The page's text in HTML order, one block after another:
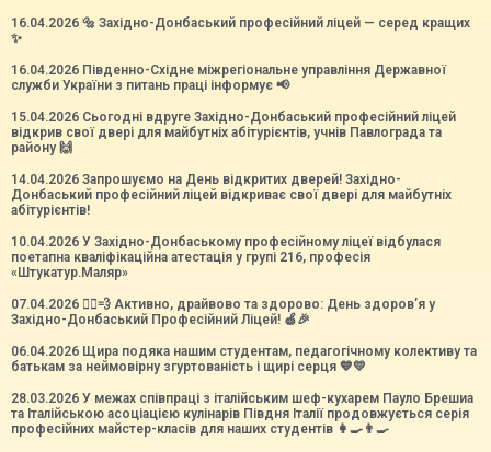
16.04.2026 🔩 Західно-Донбаський професійний ліцей — серед кращих
✨
16.04.2026 Південно-Східне міжрегіональне управління Державної
служби України з питань праці інформує 📢
15.04.2026 Сьогодні вдруге Західно-Донбаський професійний ліцей
відкрив свої двері для майбутніх абітурієнтів, учнів Павлограда та
району 🙌
14.04.2026 Запрошуємо на День відкритих дверей! Західно-
Донбаський професійний ліцей відкриває свої двері для майбутніх
абітурієнтів!
10.04.2026 У Західно-Донбаському професійному ліцеї відбулася
поетапна кваліфікаційна атестація у групі 216, професія
«Штукатур.Маляр»
07.04.2026 🏃‍♀️💨 Активно, драйвово та здорово: День здоров’я у
Західно-Донбаський Професійний Ліцей! 🍏🎉
06.04.2026 Щира подяка нашим студентам, педагогічному колективу та
батькам за неймовірну згуртованість і щирі серця 💙💛
28.03.2026 У межах співпраці з італійським шеф-кухарем Пауло Брешиа
та Італійською асоціацією кулінарів Півдня Італії продовжується серія
професійних майстер-класів для наших студентів 👩‍🍳👨‍🍳